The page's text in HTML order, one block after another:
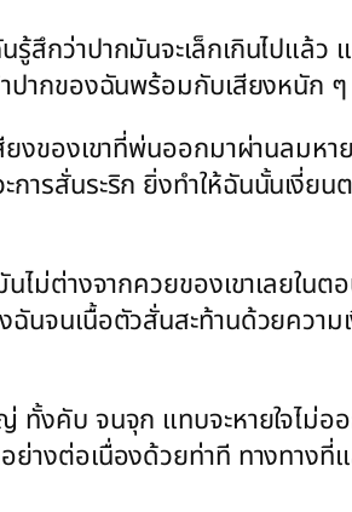
สึกว่าปากมันจะเล็กเกินไปแล้ว
าปากของฉันพร้อมกับเสียงหนัก
งของเขาที่พ่นออกมาผ่านลมหา
การสั่นระริก ยิ่งทำให้ฉันนั้นเงี่ย
นไม่ต่างจากควยของเขาเลยใน
นจนเนื้อตัวสั่นสะท้านด้วยความ
ทั้งคับ จนจุก แทบจะหายใจไม่
ย่างต่อเนื่องด้วยท่าที ทางทาง